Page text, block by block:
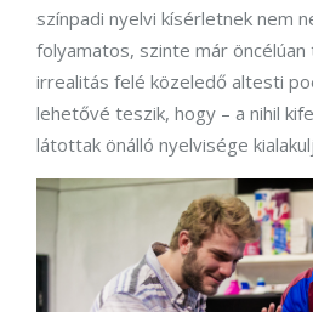
színpadi nyelvi kísérletnek nem
folyamatos, szinte már
irrealitás felé közeledő altesti
lehetővé teszik, hogy – a nihil
látottak önálló nyelvisége